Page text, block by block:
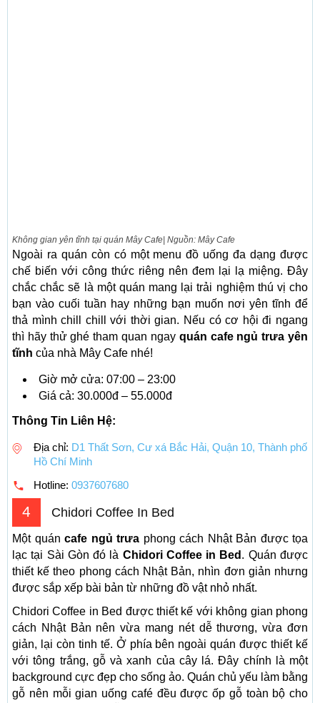
Không gian yên tĩnh tại quán Mây Cafe| Nguồn: Mây Cafe
Ngoài ra quán còn có một menu đồ uống đa dạng được
chế biến với công thức riêng nên đem lại lạ miệng. Đây
chắc chắc sẽ là một quán mang lại trải nghiệm thú vị cho
bạn vào cuối tuần hay những bạn muốn nơi yên tĩnh để
thả mình chill chill với thời gian. Nếu có cơ hội đi ngang
thì hãy thử ghé tham quan ngay quán cafe ngủ trưa yên
tĩnh của nhà Mây Cafe nhé!
Giờ mở cửa: 07:00 – 23:00
Giá cả: 30.000đ – 55.000đ
Thông Tin Liên Hệ:
Địa chỉ: D1 Thất Sơn, Cư xá Bắc Hải, Quận 10, Thành phố
Hồ Chí Minh
Hotline: 0937607680
4 Chidori Coffee In Bed
Một quán cafe ngủ trưa phong cách Nhật Bản được tọa
lạc tại Sài Gòn đó là Chidori Coffee in Bed . Quán được
thiết kế theo phong cách Nhật Bản, nhìn đơn giản nhưng
được sắp xếp bài bản từ những đồ vật nhỏ nhất.
Chidori Coffee in Bed được thiết kế với không gian phong
cách Nhật Bản nên vừa mang nét dễ thương, vừa đơn
giản, lại còn tinh tế. Ở phía bên ngoài quán được thiết kế
với tông trắng, gỗ và xanh của cây lá. Đây chính là một
background cực đẹp cho sống ảo. Quán chủ yếu làm bằng
gỗ nên mỗi gian uống café đều được ốp gỗ toàn bộ cho